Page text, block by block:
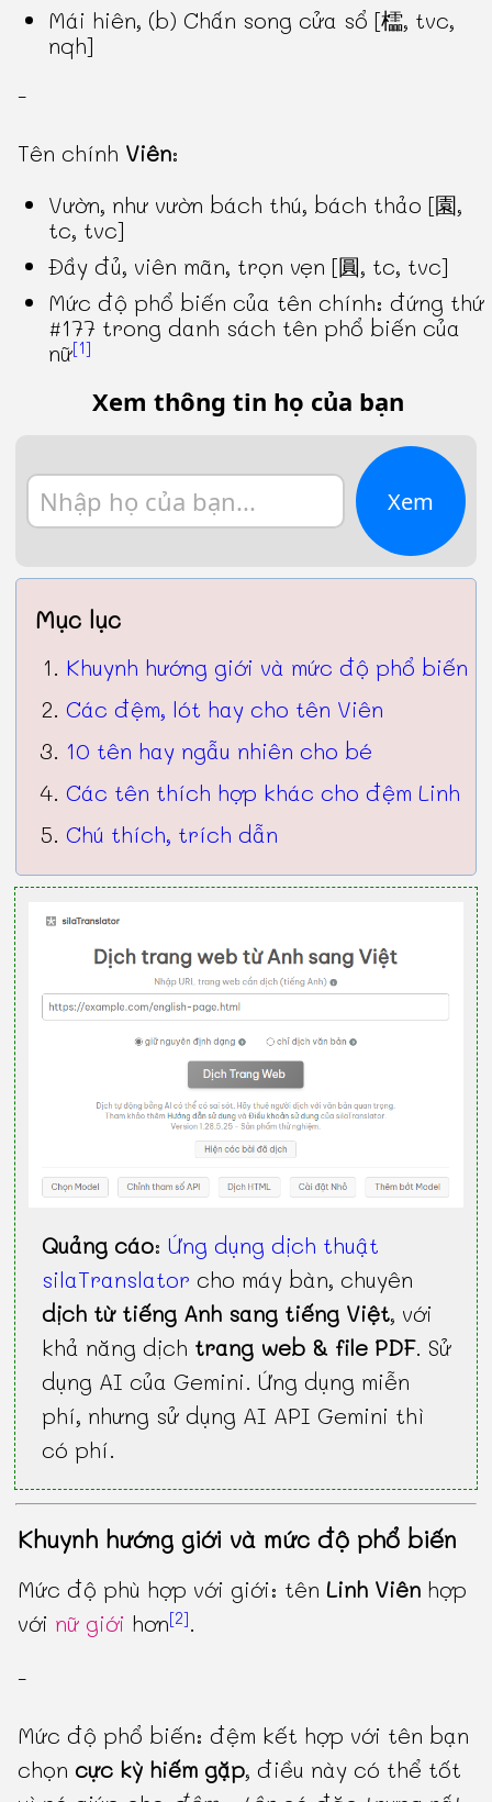
Mái hiên, (b) Chấn song cửa sổ [櫺, tvc,
nqh]
-
Tên chính Viên:
Vườn, như vườn bách thú, bách thảo [園,
tc, tvc]
Đầy đủ, viên mãn, trọn vẹn [圓, tc, tvc]
Mức độ phổ biến của tên chính: đứng thứ
#177 trong danh sách tên phổ biến của
nữ[1]
Xem thông tin họ của bạn
Xem
Mục lục
Khuynh hướng giới và mức độ phổ biến
Các đệm, lót hay cho tên Viên
10 tên hay ngẫu nhiên cho bé
Các tên thích hợp khác cho đệm Linh
Chú thích, trích dẫn
Quảng cáo:Ứng dụng dịch thuật
silaTranslator cho máy bàn, chuyên
dịch từ tiếng Anh sang tiếng Việt, với
khả năng dịch trang web & file PDF. Sử
dụng AI của Gemini. Ứng dụng miễn
phí, nhưng sử dụng AI API Gemini thì
có phí.
Khuynh hướng giới và mức độ phổ biến
Mức độ phù hợp với giới: tênLinh Viên hợp
với nữ giới hơn[2].
-
Mức độ phổ biến: đệm kết hợp với tên bạn
chọn cực kỳ hiếm gặp, điều này có thể tốt